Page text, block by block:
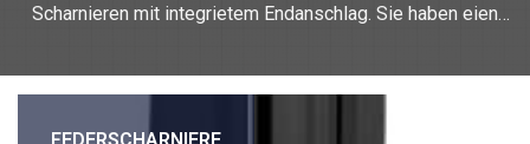
Scharnieren mit integrietem Endanschlag. Sie haben eien
1.4301 und Edelstahl 1.4401. Sie eignen sich für die